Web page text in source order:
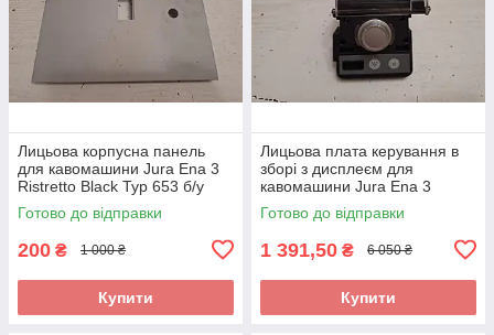
Лицьова корпусна панель
для кавомашини Jura Ena 3
Ristretto Black Typ 653 б/у
Готово до відправки
200 ₴ 1 000 ₴
Купити
Лицьова плата керування в
зборі з дисплеєм для
кавомашини Jura Ena 3
Ristretto Black Typ 653 б/у
Готово до відправки
1 391,50 ₴ 6 050 ₴
Купити